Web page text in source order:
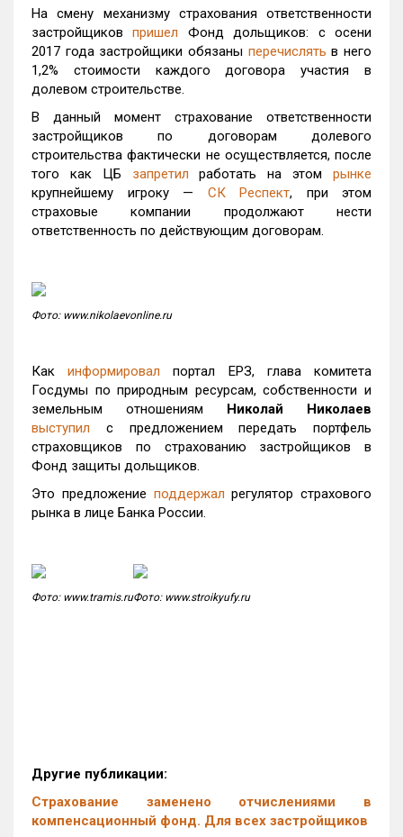
На смену механизму страхования ответственности
застройщиковпришел Фонд дольщиков: с осени
2017 года застройщики обязаны перечислять в него
1,2% стоимости каждого договора участия в
долевом строительстве.
В данный момент страхование ответственности
застройщиков по договорам долевого
строительства фактически не осуществляется, после
того как ЦБ запретил работать на этомрынке
крупнейшему игроку — СК Респект, при этом
страховые компании продолжают нести
ответственность по действующим договорам.
Фото: www.nikolaevonline.ru
Какинформировал портал ЕРЗ, глава комитета
Госдумы по природным ресурсам, собственности и
земельным отношениям Николай Николаев
выступил с предложением передать портфель
страховщиков по страхованию застройщиков в
Фонд защиты дольщиков.
Это предложение поддержал регулятор страхового
рынка в лице Банка России.
Фото: www.tramis.ruФото: www.stroikyufy.ru
Другие публикации:
Страхование заменено отчислениями в
компенсационный фонд. Для всех застройщиков